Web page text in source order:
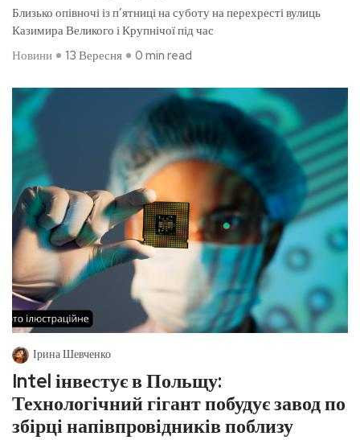
Близько опівночі із п’ятниці на суботу на перехресті вулиць
Казимира Великого і Крупнічої під час
Новини
13 Вересня 0 min read
Ірина Шевченко
Intel інвестує в Польщу:
Технологічний гігант побудує завод по
збірці напівпровідників поблизу